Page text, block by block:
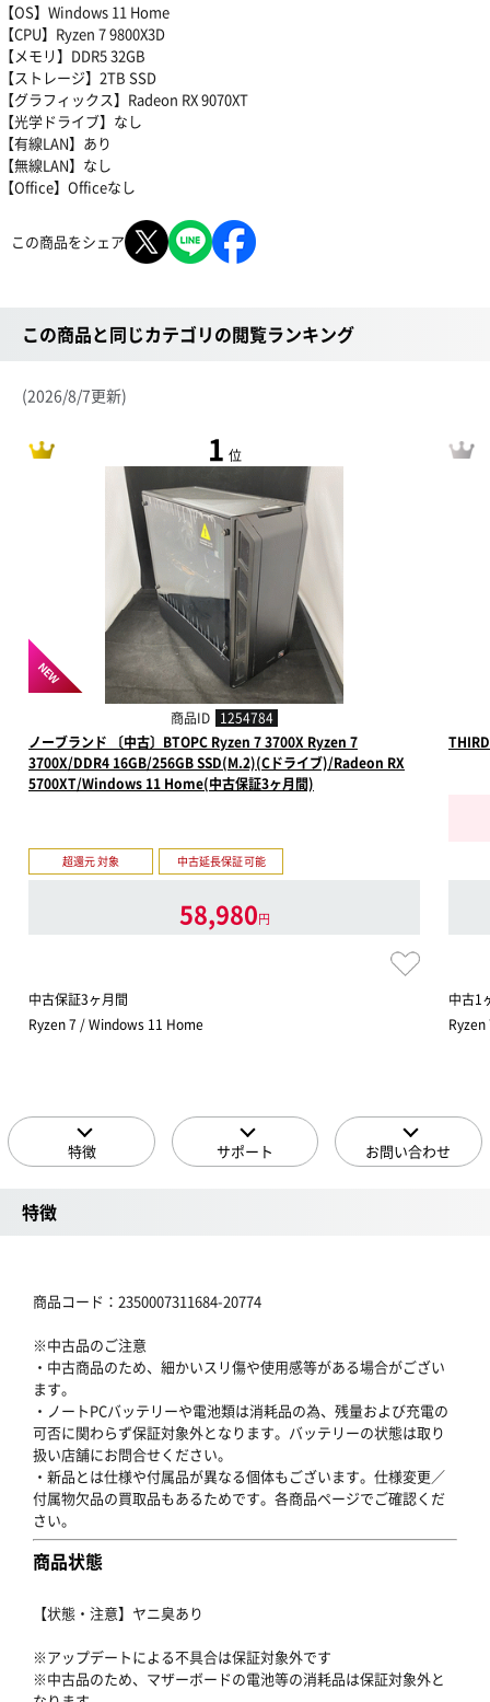
【OS】Windows 11 Home
【CPU】Ryzen 7 9800X3D
【メモリ】DDR5 32GB
【ストレージ】2TB SSD
【グラフィックス】Radeon RX 9070XT
【光学ドライブ】なし
【有線LAN】あり
【無線LAN】なし
【Office】Officeなし
この商品をシェア
この商品と同じカテゴリの閲覧ランキング
(2026/8/7更新)
1 位
NEW
商品ID 1254784
ノーブランド 〔中古〕BTOPC Ryzen 7 3700X Ryzen 7
3700X/DDR4 16GB/256GB SSD(M.2)(Cドライブ)/Radeon RX
5700XT/Windows 11 Home(中古保証3ヶ月間)
超還元 対象 中古延長保証可能
58,980円
中古保証3ヶ月間
Ryzen 7 / Windows 11 Home
中古1
特徴 サポート お問い合わせ
特徴
商品コード：2350007311684-20774
※中古品のご注意
・中古商品のため、細かいスリ傷や使用感等がある場合がござい
ます。
・ノートPCバッテリーや電池類は消耗品の為、残量および充電の
可否に関わらず保証対象外となります。バッテリーの状態は取り
扱い店舗にお問合せください。
・新品とは仕様や付属品が異なる個体もございます。仕様変更／
付属物欠品の買取品もあるためです。各商品ページでご確認くだ
さい。
商品状態
【状態・注意】ヤニ臭あり
※アップデートによる不具合は保証対象外です
※中古品のため、マザーボードの電池等の消耗品は保証対象外と